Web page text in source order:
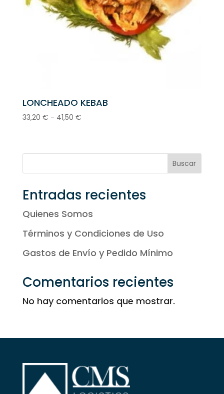
LONCHEADO KEBAB
33,20 € - 41,50 €Rango
desde
hasta
Buscar
Entradas recientes
Quienes Somos
Términos y Condiciones de Uso
Gastos de Envío y Pedido Mínimo
Comentarios recientes
No hay comentarios que mostrar.